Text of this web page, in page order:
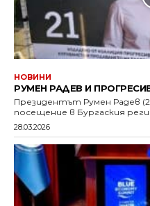
НОВИНИ
РУМЕН РАДЕВ И
Президентът Румен Радев
посещение в Бургаския
28.03.2026